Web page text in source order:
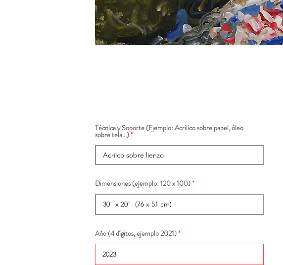
Técnica y Soporte (Ejemplo: Acrilico sobre papel, óleo
sobre tela...)
Dimensiones (ejemplo: 120 x 100)
Año (4 dígitos, ejemplo 2021)